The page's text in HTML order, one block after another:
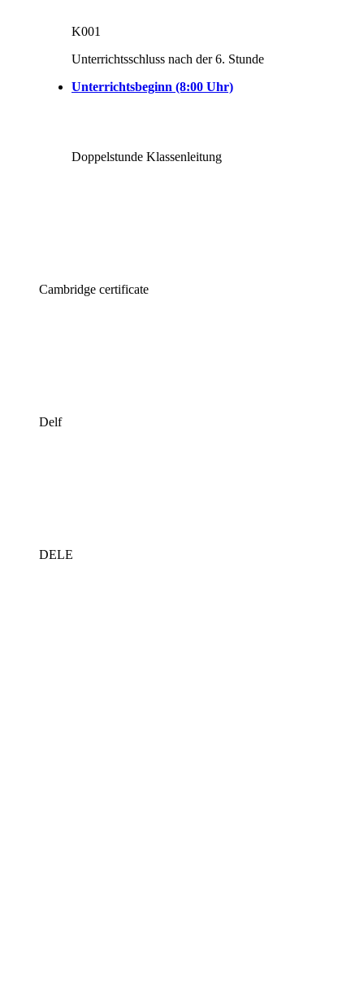
K001
Unterrichtsschluss nach der 6. Stunde
Unterrichtsbeginn (8:00 Uhr)
Doppelstunde Klassenleitung
Cambridge certificate
Delf
DELE